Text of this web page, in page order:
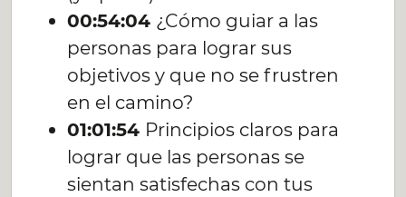
00:54:04 ¿Cómo guiar a las
personas para lograr sus
objetivos y que no se frustren
en el camino?
01:01:54 Principios claros para
lograr que las personas se
sientan satisfechas con tus